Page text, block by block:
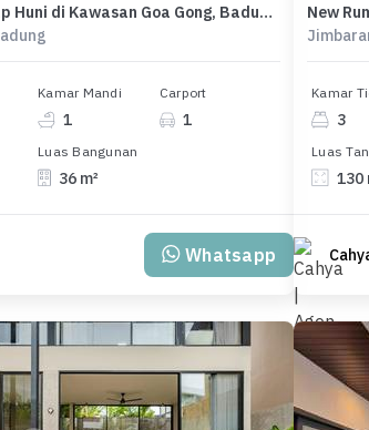
Properti Siap Huni di Kawasan Goa Gong, Badung, LT 106m²
Kamar Mandi
1
Carport
1
Luas Bangunan
36 m²
Whatsapp
Kamar
3
Luas
130